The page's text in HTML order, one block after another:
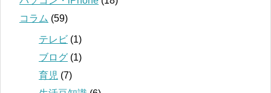
コラム (59)
テレビ (1)
ブログ (1)
育児 (7)